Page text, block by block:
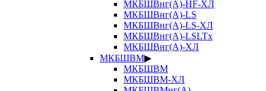
МКБШВнг(А)-HF-ХЛ
МКБШВнг(А)-LS
МКБШВнг(А)-LS-ХЛ
МКБШВнг(А)-LSLTx
МКБШВнг(А)-ХЛ
МКБШВМ▶
МКБШВМ
МКБШВМ-ХЛ